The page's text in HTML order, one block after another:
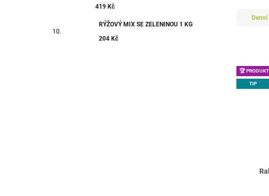
419 Kč
RÝŽOVÝ MIX SE ZELENINOU 1 KG
204 Kč
🏆 PRODUKT
TIP